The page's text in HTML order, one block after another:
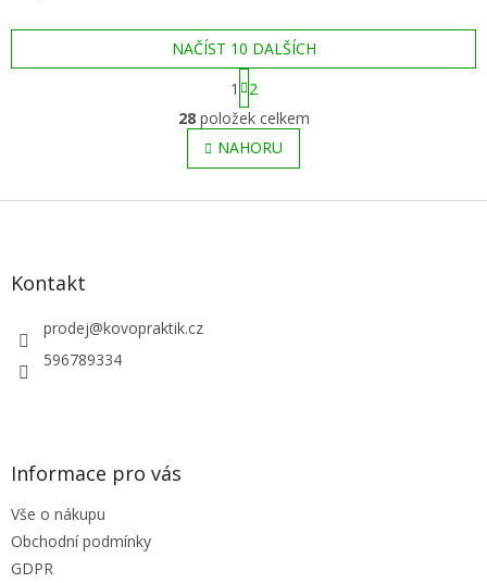
O
v
l
á
NAČÍST 10 DALŠÍCH
S
t
r
á
n
k
v
1
2
28položek celkem
NAHORU
Z
Kontakt
prodej@kovopraktik.cz
596789334
Informace pro vás
Vše o nákupu
Obchodní podmínky
GDPR